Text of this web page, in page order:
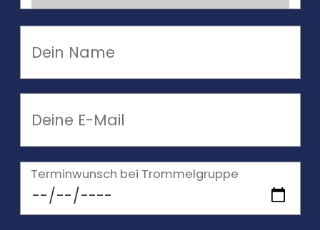
Terminwunsch bei Trommelgruppe